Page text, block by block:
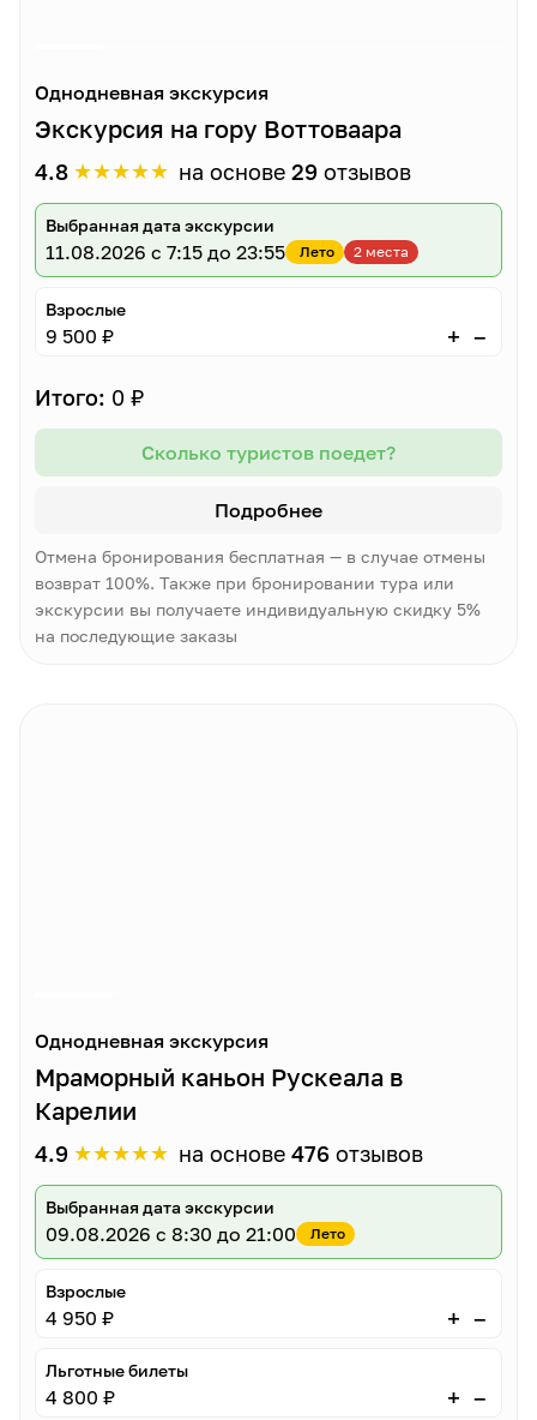
Однодневная экскурсия
Экскурсия на гору Воттоваара
4.8 ★★★★★ на основе 29 отзывов
Выбранная дата экскурсии
11.08.2026 с 7:15 до 23:55 Лето 2 места
Взрослые
9 500 ₽ + –
Итого: 0 ₽
Сколько туристов поедет?
Подробнее
Отмена бронирования бесплатная — в случае отмены
возврат 100%. Также при бронировании тура или
экскурсии вы получаете индивидуальную скидку 5%
на последующие заказы
Однодневная экскурсия
Мраморный каньон Рускеала в
Карелии
4.9 ★★★★★ на основе 476 отзывов
Выбранная дата экскурсии
09.08.2026 с 8:30 до 21:00 Лето
Взрослые
4 950 ₽ + –
Льготные билеты
4 800 ₽ + –